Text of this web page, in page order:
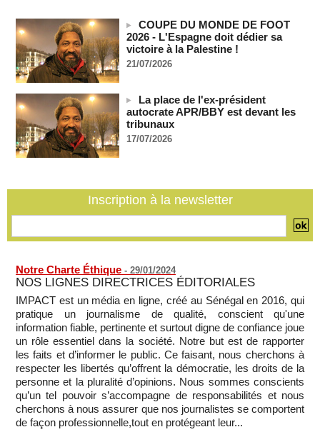
policière contre le narcotrafic
06/08/2026 -
Guinée : l'absence du président Doumbouya ravive les
tensions politiques
06/08/2026 -
Bénin: le nouveau Sénat élit son premier président
06/08/2026 -
La Centrafrique et le Cameroun apaisent les tensions après
un incident frontalier
COUPE DU MONDE DE FOOT
2026 - L'Espagne doit dédier sa
victoire à la Palestine !
21/07/2026
La place de l'ex-président
autocrate APR/BBY est devant les
tribunaux
17/07/2026
Inscription à la newsletter
Notre Charte Éthique - 29/01/2024
NOS LIGNES DIRECTRICES ÉDITORIALES
IMPACT est un média en ligne, créé au Sénégal en 2016, qui
pratique un journalisme de qualité, conscient qu'une
information fiable, pertinente et surtout digne de confiance joue
un rôle essentiel dans la société. Notre but est de rapporter
les faits et d’informer le public. Ce faisant, nous cherchons à
respecter les libertés qu’offrent la démocratie, les droits de la
personne et la pluralité d’opinions. Nous sommes conscients
qu’un tel pouvoir s’accompagne de responsabilités et nous
cherchons à nous assurer que nos journalistes se comportent
de façon professionnelle,tout en protégeant leur...